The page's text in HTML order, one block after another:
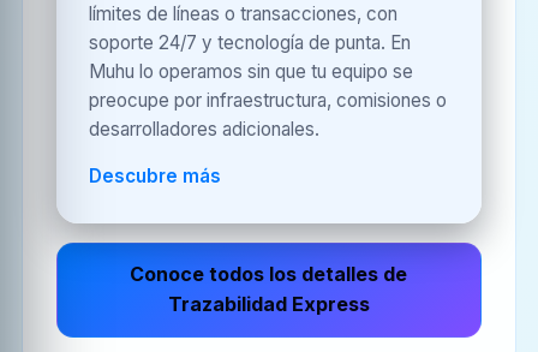
límites de líneas o transacciones, con
soporte 24/7 y tecnología de punta. En
Muhu lo operamos sin que tu equipo se
preocupe por infraestructura, comisiones o
desarrolladores adicionales.
Descubre más
Conoce todos los detalles de
Trazabilidad Express